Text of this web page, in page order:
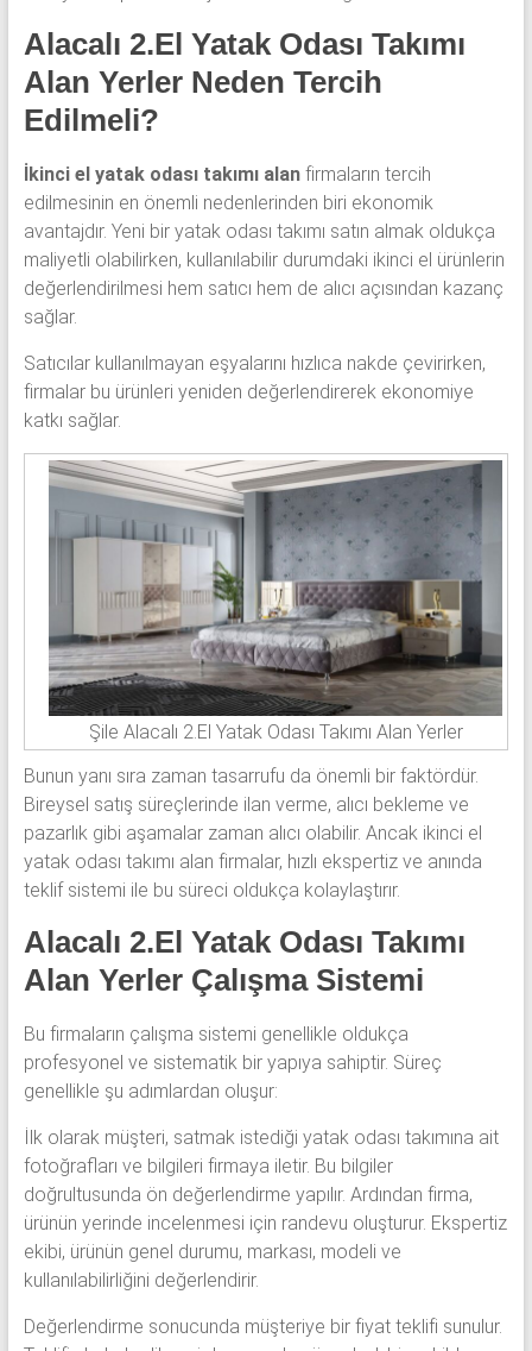
Alacalı 2.El Yatak Odası Takımı
Alan Yerler Neden Tercih
Edilmeli?
İkinci el yatak odası takımı alanfirmaların tercih
edilmesinin en önemli nedenlerinden biri ekonomik
avantajdır. Yeni bir yatak odası takımı satın almak oldukça
maliyetli olabilirken, kullanılabilir durumdaki ikinci el ürünlerin
değerlendirilmesi hem satıcı hem de alıcı açısından kazanç
sağlar.
Satıcılar kullanılmayan eşyalarını hızlıca nakde çevirirken,
firmalar bu ürünleri yeniden değerlendirerek ekonomiye
katkı sağlar.
Şile Alacalı 2.El Yatak Odası Takımı Alan Yerler
Bunun yanı sıra zaman tasarrufu da önemli bir faktördür.
Bireysel satış süreçlerinde ilan verme, alıcı bekleme ve
pazarlık gibi aşamalar zaman alıcı olabilir. Ancak ikinci el
yatak odası takımı alan firmalar, hızlı ekspertiz ve anında
teklif sistemi ile bu süreci oldukça kolaylaştırır.
Alacalı 2.El Yatak Odası Takımı
Alan Yerler Çalışma Sistemi
Bu firmaların çalışma sistemi genellikle oldukça
profesyonel ve sistematik bir yapıya sahiptir. Süreç
genellikle şu adımlardan oluşur:
İlk olarak müşteri, satmak istediği yatak odası takımına ait
fotoğrafları ve bilgileri firmaya iletir. Bu bilgiler
doğrultusunda ön değerlendirme yapılır. Ardından firma,
ürünün yerinde incelenmesi için randevu oluşturur. Ekspertiz
ekibi, ürünün genel durumu, markası, modeli ve
kullanılabilirliğini değerlendirir.
Değerlendirme sonucunda müşteriye bir fiyat teklifi sunulur.